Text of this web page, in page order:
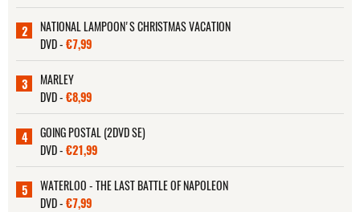
2
NATIONAL LAMPOON'S CHRISTMAS VACATION
DVD -€7,99
3
MARLEY
DVD -€8,99
4
GOING POSTAL (2DVD SE)
DVD -€21,99
5
WATERLOO - THE LAST BATTLE OF NAPOLEON
DVD -€7,99